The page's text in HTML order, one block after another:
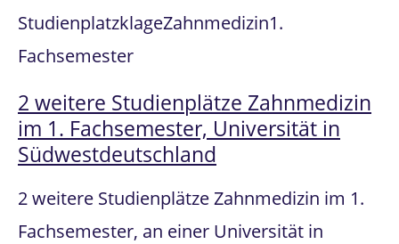
StudienplatzklageZahnmedizin1.
Fachsemester
2 weitere Studienplätze Zahnmedizin
im 1. Fachsemester, Universität in
Südwestdeutschland
2 weitere Studienplätze Zahnmedizin im 1.
Fachsemester, an einer Universität in